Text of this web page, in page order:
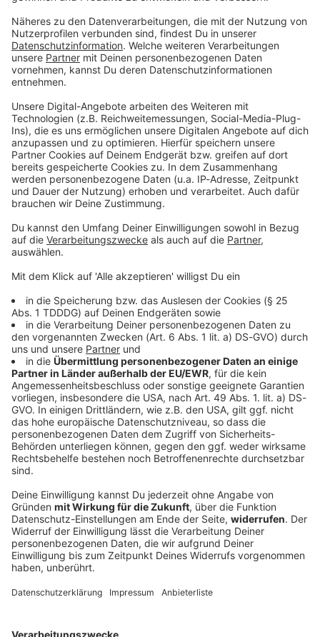
Informationen in derDatenschutzerklärung.
Mit dem Absenden des Formulars nimmst du unsere
Datenschutzerklärungzur Kenntnis.
Keep on rocking!
Verpass' nichts mehr mit unserem kostenlosen ROCK
Interviews, Quizspaß oder unsere neuesten Aktionen -
wir informieren dich.
Zum Newsletter anmelden